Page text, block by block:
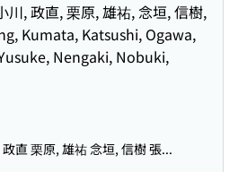
川, 政直, 栗原, 雄祐, 念垣, 信樹,
Kumata, Katsushi, Ogawa,
Nengaki, Nobuki,
直 栗原, 雄祐 念垣, 信樹 張...